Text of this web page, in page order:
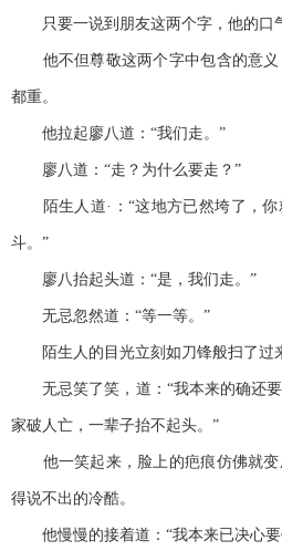
只要一说到朋友这两个字，他的口
他不但尊敬这两个字中包含的意义
都重。
他拉起廖八道：“我们走。”
廖八道：“走？为什么要走？”
陌生人道·：“这地方已然垮了，你
斗。”
廖八抬起头道：“是，我们走。”
无忌忽然道：“等一等。”
陌生人的目光立刻如刀锋般扫了过
无忌笑了笑，道：“我本来的确还要
家破人亡，一辈子抬不起头。”
他一笑起来，脸上的疤痕仿佛就变
得说不出的冷酷。
他慢慢的接着道：“我本来已决心要